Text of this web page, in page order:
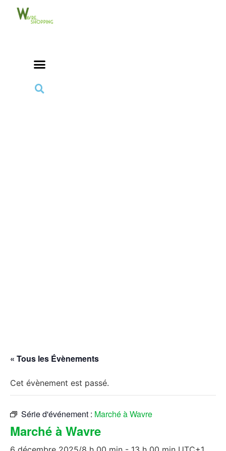
« Tous les Évènements
Cet évènement est passé.
Série d'événement : Marché à Wavre
Marché à Wavre